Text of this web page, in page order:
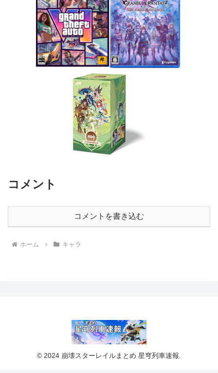
コメント
コメントを書き込む
ホーム キャラ
© 2024 崩壊スターレイルまとめ 星穹列車速報.